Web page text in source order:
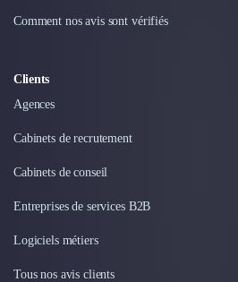
Fiscalité
Product Management
Internet of Things (IoT)
Packaging & Emballages
Chatbot
BI, Analytics & Big Data
Graphisme & Illustration
Comment nos avis sont vérifiés
Clients
Agences
Cabinets de recrutement
Cabinets de conseil
Entreprises de services B2B
Logiciels métiers
Tous nos avis clients